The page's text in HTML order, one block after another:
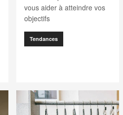
vous aider à atteindre vos
objectifs
Tendances